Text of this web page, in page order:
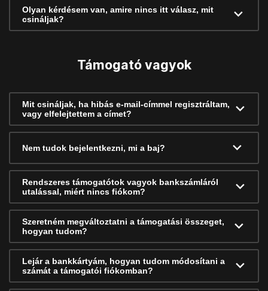
Olyan kérdésem van, amire nincs itt válasz, mit
csináljak?
Támogató vagyok
Mit csináljak, ha hibás e-mail-címmel regisztráltam,
vagy elfelejtettem a címet?
Nem tudok bejelentkezni, mi a baj?
Rendszeres támogatótok vagyok bankszámláról
utalással, miért nincs fiókom?
Szeretném megváltoztatni a támogatási összeget,
hogyan tudom?
Lejár a bankkártyám, hogyan tudom módosítani a
számát a támogatói fiókomban?